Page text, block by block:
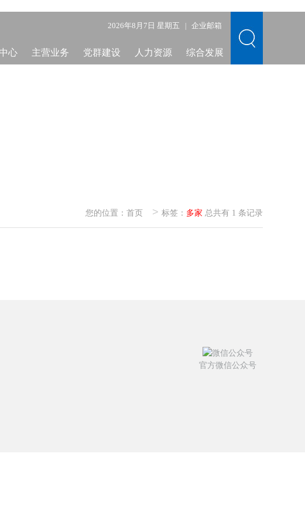
2026年8月7日 星期五 企业邮箱
心 主营业务 党群建设 人力资源 综合发展
您的位置： 首页 > 标签： 多家 总共有 1 条记录
官方微信公众号